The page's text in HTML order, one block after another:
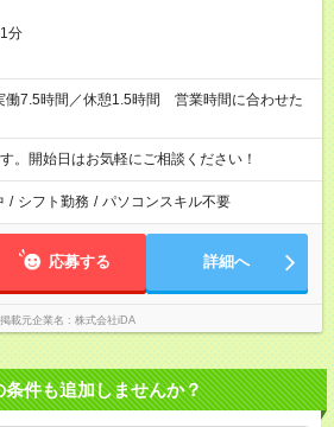
分
。開始日はお気軽にご相談ください！
/ シフト勤務 / パソコンスキル不要
応募する 詳細へ
掲載元企業名 株式会社iDA
条件も追加しませんか？